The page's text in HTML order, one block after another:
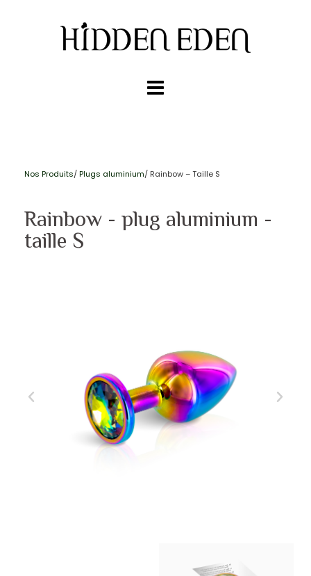
Nos Produits/Plugs aluminium/ Rainbow – Taille S
Rainbow - plug aluminium -
taille S